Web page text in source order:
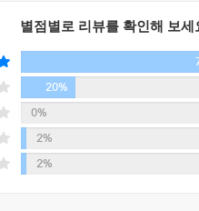
별점별로 리뷰를 확인해 보세
20%
0%
2%
2%